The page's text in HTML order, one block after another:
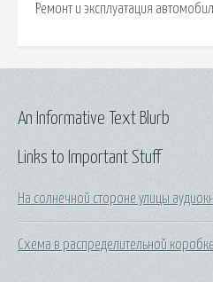
Ремонт и эксплуатация
Links to Important Stuff
На солнечной стороне улицы
Схема в распределительной коробке
An Informative Text Blurb